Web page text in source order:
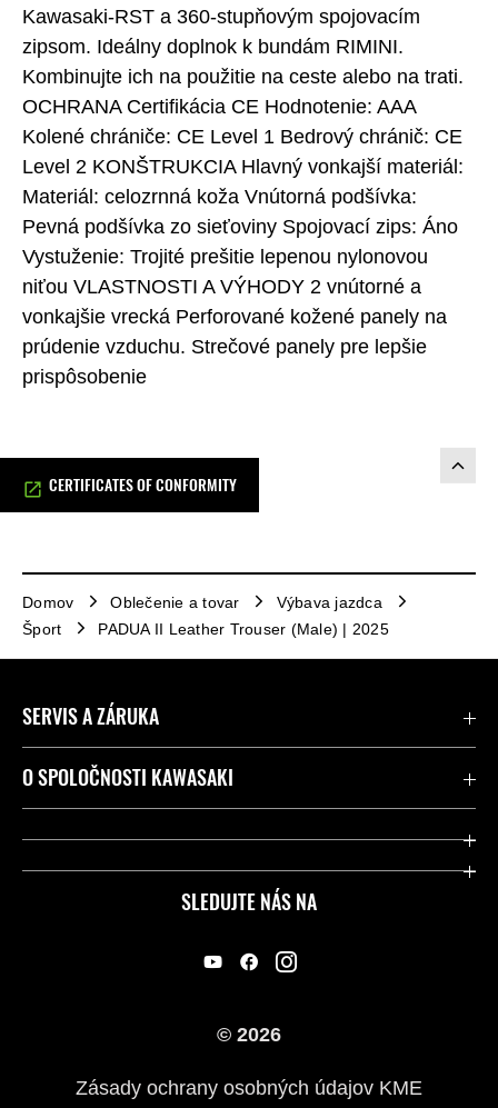
Kawasaki-RST a 360-stupňovým spojovacím
zipsom. Ideálny doplnok k bundám RIMINI.
Kombinujte ich na použitie na ceste alebo na trati.
OCHRANA Certifikácia CE Hodnotenie: AAA
Kolené chrániče: CE Level 1 Bedrový chránič: CE
Level 2 KONŠTRUKCIA Hlavný vonkajší materiál:
Materiál: celozrnná koža Vnútorná podšívka:
Pevná podšívka zo sieťoviny Spojovací zips: Áno
Vystuženie: Trojité prešitie lepenou nylonovou
niťou VLASTNOSTI A VÝHODY 2 vnútorné a
vonkajšie vrecká Perforované kožené panely na
prúdenie vzduchu. Strečové panely pre lepšie
prispôsobenie
CERTIFICATES OF CONFORMITY
Domov Oblečenie a tovar
Výbava jazdca
Šport
PADUA II Leather Trouser (Male) | 2025
SLEDUJTE NÁS NA
SERVIS A ZÁRUKA
Kontaktujte nás
Legálny
O SPOLOČNOSTI KAWASAKI
Spoločnosť
© 2026
Zásady ochrany osobných údajov KME